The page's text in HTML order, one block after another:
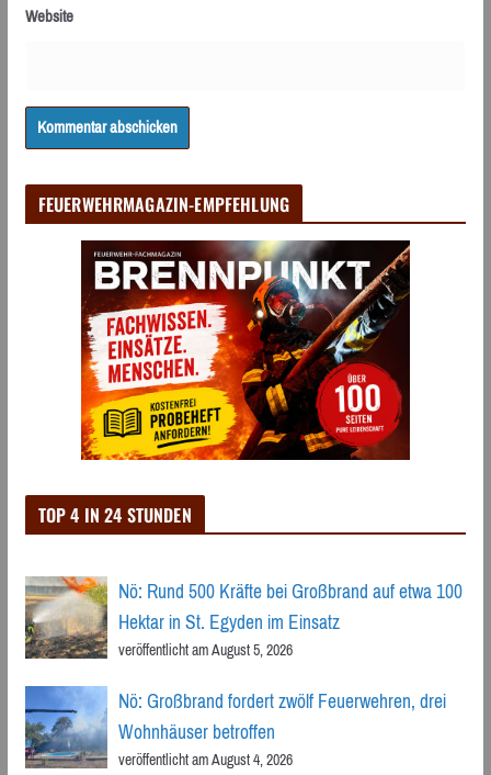
Website
FEUERWEHRMAGAZIN-EMPFEHLUNG
TOP 4 IN 24 STUNDEN
Nö: Rund 500 Kräfte bei Großbrand auf etwa 100
Hektar in St. Egyden im Einsatz
veröffentlicht am August 5, 2026
Nö: Großbrand fordert zwölf Feuerwehren, drei
Wohnhäuser betroffen
veröffentlicht am August 4, 2026